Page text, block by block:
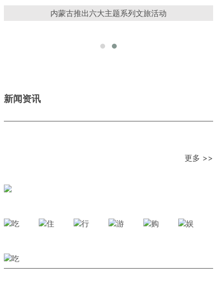
内蒙古推出六大主题系列文旅活动
新闻资讯
更多 >>